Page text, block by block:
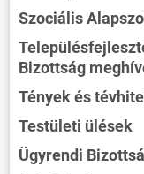
Szociális
Bizottság
Tények és
Testületi ülések
Ügyrendi